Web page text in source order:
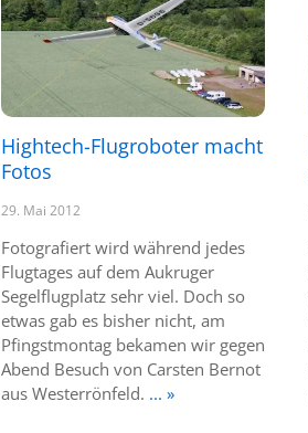
Hightech-Flugroboter macht
Fotos
29. Mai 2012
Fotografiert wird während jedes
Flugtages auf dem Aukruger
Segelflugplatz sehr viel. Doch so
etwas gab es bisher nicht, am
Pfingstmontag bekamen wir gegen
Abend Besuch von Carsten Bernot
aus Westerrönfeld. ... »